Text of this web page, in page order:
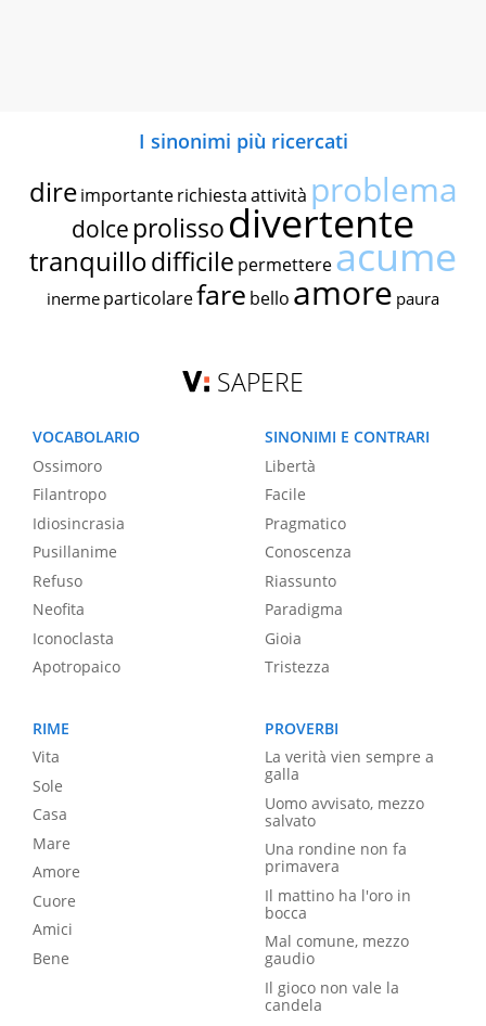
I sinonimi più ricercati
dire importante richiestaattività problema
dolce prolissodivertente
tranquillodifficile permettereacume
inerme particolarefare bello amore paura
SAPERE
VOCABOLARIO
Ossimoro
Filantropo
Idiosincrasia
Pusillanime
Refuso
Neofita
Iconoclasta
Apotropaico
SINONIMI E CONTRARI
Libertà
Facile
Pragmatico
Conoscenza
Riassunto
Paradigma
Gioia
Tristezza
RIME
Vita
Sole
Casa
Mare
Amore
Cuore
Amici
Bene
PROVERBI
La verità vien sempre a
galla
Uomo avvisato, mezzo
salvato
Una rondine non fa
primavera
Il mattino ha l'oro in
bocca
Mal comune, mezzo
gaudio
Il gioco non vale la
candela